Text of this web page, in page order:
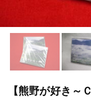
【熊野が好き～